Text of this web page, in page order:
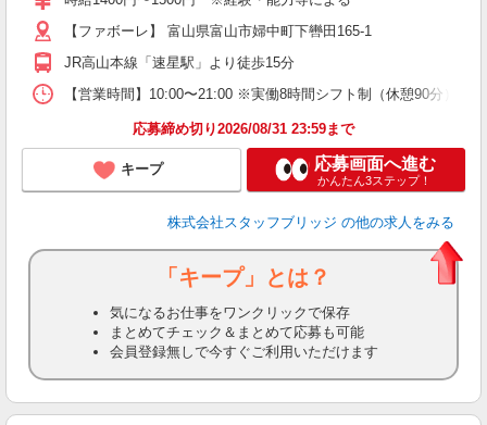
【ファボーレ】 富山県富山市婦中町下轡田165-1
JR高山本線「速星駅」より徒歩15分
【営業時間】10:00〜21:00 ※実働8時間シフト制（休憩90分） ※
応募締め切り2026/08/31 23:59まで
キープ 応募画面へ進む
かんたん3ステップ！
株式会社スタッフブリッジ の他の求人をみる
「キープ」とは？
気になるお仕事をワンクリックで保存
まとめてチェック＆まとめて応募も可能
会員登録無しで今すぐご利用いただけます